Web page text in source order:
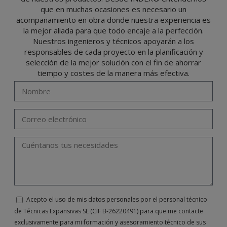
oponerse, cancelarlos, limitar su tratamiento o solicitar su portabilidad con arreglo a
lo previsto en el Reglamento General de Protección de Datos (RGPD) de 27 de abril
de 2016 enviando una carta a su responsable de tratamiento: Valentín Gómez,
Gerente, junto con la fotocopia de su DNI, a TÉCNICAS EXPANSIVAS SL | P.I. La
Portalada II | c/ Segador 13, 26006 | Logroño (La Rioja) o a través de la dirección de
correo electrónicoinfo@indexfix.com.
que en muchas ocasiones es necesario un
acompañamiento en obra donde nuestra experiencia es
la mejor aliada para que todo encaje a la perfección.
Nuestros ingenieros y técnicos apoyarán a los
responsables de cada proyecto en la planificación y
selección de la mejor solución con el fin de ahorrar
tiempo y costes de la manera más efectiva.
Acepto el uso de mis datos personales por el personal técnico
de Técnicas Expansivas SL (CIF B-26220491) para que me contacte
exclusivamente para mi formación y asesoramiento técnico de sus